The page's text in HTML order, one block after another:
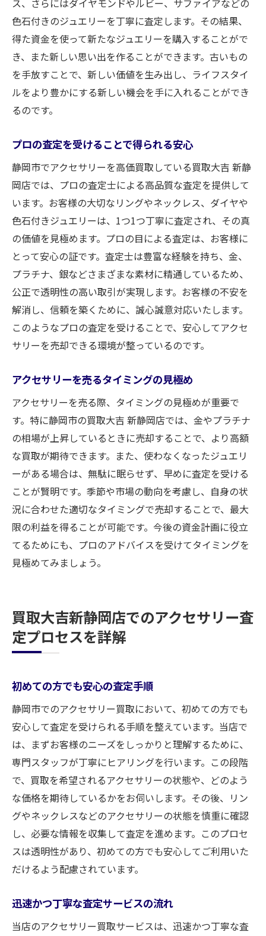
ス、さらにはダイヤモンドやルビー、サファイアなどの
色石付きのジュエリーを丁寧に査定します。その結果、
得た資金を使って新たなジュエリーを購入することがで
き、また新しい思い出を作ることができます。古いもの
を手放すことで、新しい価値を生み出し、ライフスタイ
ルをより豊かにする新しい機会を手に入れることができ
るのです。
プロの査定を受けることで得られる安心
静岡市でアクセサリーを高価買取している買取大吉 新静
岡店では、プロの査定士による高品質な査定を提供して
います。お客様の大切なリングやネックレス、ダイヤや
色石付きジュエリーは、1つ1つ丁寧に査定され、その真
の価値を見極めます。プロの目による査定は、お客様に
とって安心の証です。査定士は豊富な経験を持ち、金、
プラチナ、銀などさまざまな素材に精通しているため、
公正で透明性の高い取引が実現します。お客様の不安を
解消し、信頼を築くために、誠心誠意対応いたします。
このようなプロの査定を受けることで、安心してアクセ
サリーを売却できる環境が整っているのです。
アクセサリーを売るタイミングの見極め
アクセサリーを売る際、タイミングの見極めが重要で
す。特に静岡市の買取大吉 新静岡店では、金やプラチナ
の相場が上昇しているときに売却することで、より高額
な買取が期待できます。また、使わなくなったジュエリ
ーがある場合は、無駄に眠らせず、早めに査定を受ける
ことが賢明です。季節や市場の動向を考慮し、自身の状
況に合わせた適切なタイミングで売却することで、最大
限の利益を得ることが可能です。今後の資金計画に役立
てるためにも、プロのアドバイスを受けてタイミングを
見極めてみましょう。
買取大吉新静岡店でのアクセサリー査
定プロセスを詳解
初めての方でも安心の査定手順
静岡市でのアクセサリー買取において、初めての方でも
安心して査定を受けられる手順を整えています。当店で
は、まずお客様のニーズをしっかりと理解するために、
専門スタッフが丁寧にヒアリングを行います。この段階
で、買取を希望されるアクセサリーの状態や、どのよう
な価格を期待しているかをお伺いします。その後、リン
グやネックレスなどのアクセサリーの状態を慎重に確認
し、必要な情報を収集して査定を進めます。このプロセ
スは透明性があり、初めての方でも安心してご利用いた
だけるよう配慮されています。
迅速かつ丁寧な査定サービスの流れ
当店のアクセサリー買取サービスは、迅速かつ丁寧な査